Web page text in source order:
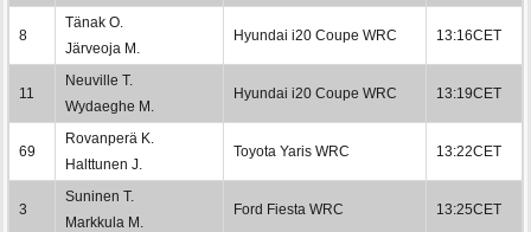
8
Tänak O.
Järveoja M.
Hyundai i20 Coupe WRC 13:16CET
11
Neuville T.
Wydaeghe M.
Hyundai i20 Coupe WRC 13:19CET
69
Rovanperä K.
Halttunen J.
Toyota Yaris WRC 13:22CET
3
Suninen T.
Markkula M.
Ford Fiesta WRC 13:25CET